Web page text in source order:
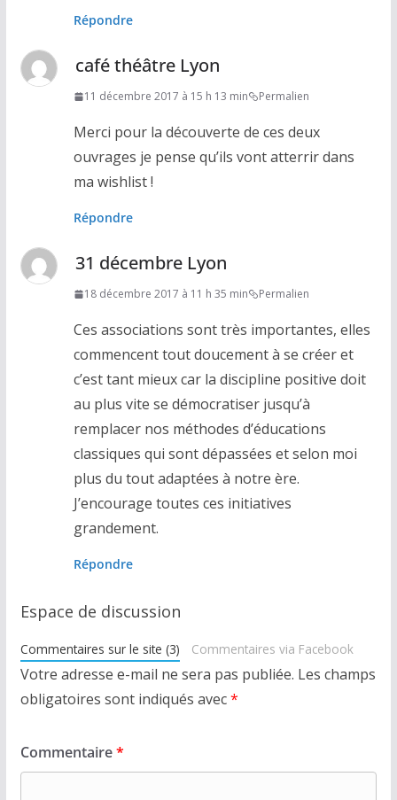
Répondre
café théâtre Lyon
11 décembre 2017 à 15 h 13 min Permalien
Merci pour la découverte de ces deux
ouvrages je pense qu’ils vont atterrir dans
ma wishlist !
Répondre
31 décembre Lyon
18 décembre 2017 à 11 h 35 min Permalien
Ces associations sont très importantes, elles
commencent tout doucement à se créer et
c’est tant mieux car la discipline positive doit
au plus vite se démocratiser jusqu’à
remplacer nos méthodes d’éducations
classiques qui sont dépassées et selon moi
plus du tout adaptées à notre ère.
J’encourage toutes ces initiatives
grandement.
Répondre
Espace de discussion
Commentaires sur le site (3) Commentaires via Facebook
Votre adresse e-mail ne sera pas publiée. Les champs
obligatoires sont indiqués avec*
Commentaire*